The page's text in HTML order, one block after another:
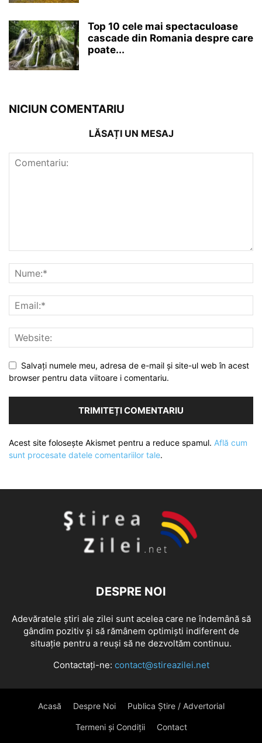
Top 10 cele mai spectaculoase
cascade din Romania despre care
poate...
NICIUN COMENTARIU
LĂSAȚI UN MESAJ
Salvați numele meu, adresa de e-mail și site-ul web în acest
browser pentru data viitoare i comentariu.
Acest site folosește Akismet pentru a reduce spamul. Află cum
sunt procesate datele comentariilor tale.
DESPRE NOI
Adevăratele știri ale zilei sunt acelea care ne îndemână să
gândim pozitiv și să rămânem optimiști indiferent de
situație pentru a reuși să ne dezvoltăm continuu.
Contactați-ne: contact@stireazilei.net
Acasă Despre Noi Publica Știre / Advertorial
Termeni și Condiții Contact